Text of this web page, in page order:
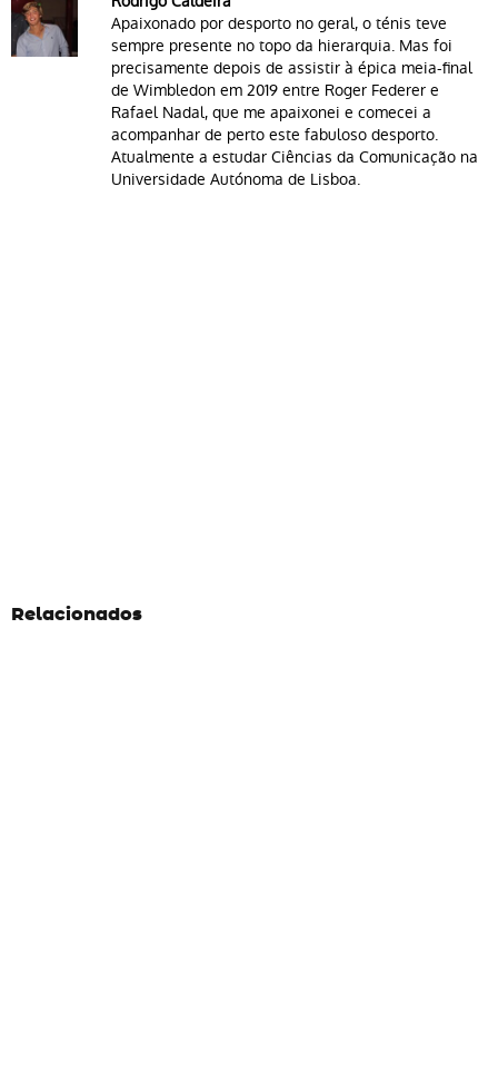
Apaixonado por desporto no geral, o ténis teve
sempre presente no topo da hierarquia. Mas foi
precisamente depois de assistir à épica meia-final
de Wimbledon em 2019 entre Roger Federer e
Rafael Nadal, que me apaixonei e comecei a
acompanhar de perto este fabuloso desporto.
Atualmente a estudar Ciências da Comunicação na
Universidade Autónoma de Lisboa.
Relacionados